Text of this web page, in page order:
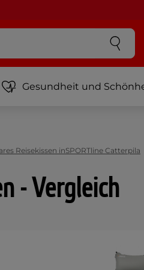
Gesundheit und
Reisekissen inSPORTline Catterpila
- Vergleich